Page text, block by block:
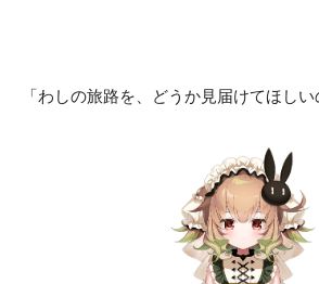
「わしの旅路を、どうか見届けてほしい